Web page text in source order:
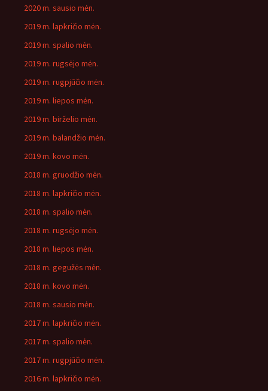
2020 m. sausio mėn.
2019 m. lapkričio mėn.
2019 m. spalio mėn.
2019 m. rugsėjo mėn.
2019 m. rugpjūčio mėn.
2019 m. liepos mėn.
2019 m. birželio mėn.
2019 m. balandžio mėn.
2019 m. kovo mėn.
2018 m. gruodžio mėn.
2018 m. lapkričio mėn.
2018 m. spalio mėn.
2018 m. rugsėjo mėn.
2018 m. liepos mėn.
2018 m. gegužės mėn.
2018 m. kovo mėn.
2018 m. sausio mėn.
2017 m. lapkričio mėn.
2017 m. spalio mėn.
2017 m. rugpjūčio mėn.
2016 m. lapkričio mėn.